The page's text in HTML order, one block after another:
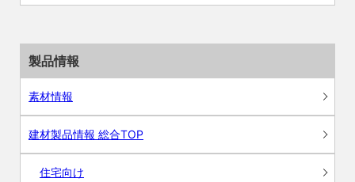
製品情報
素材情報
建材製品情報 総合TOP
住宅向け